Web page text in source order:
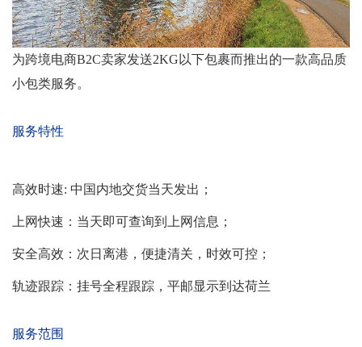
为跨境电商B2C卖家发送2KG以下包裹而推出的一款高品质
小包类服务。
服务特性
高效时速: 中国内地交货当天发出；
上网快速：当天即可查询到上网信息；
安全高效：次日离港，便捷清关，时效可控；
轨迹跟踪：挂号全程跟踪，平邮显示到达荷兰
服务范围